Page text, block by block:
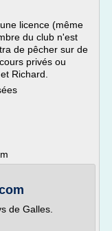
licence (même
du club n'est
de pêcher sur de
privés ou
Richard.
de Galles.